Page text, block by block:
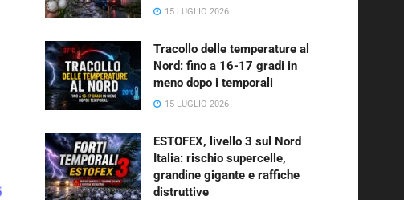
15 LUGLIO 2026
Tracollo delle temperature al
Nord: fino a 16-17 gradi in
meno dopo i temporali
15 LUGLIO 2026
ESTOFEX, livello 3 sul Nord
Italia: rischio supercelle,
grandine gigante e raffiche
distruttive